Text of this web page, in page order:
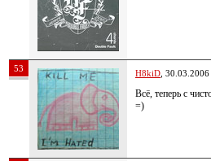
53 H8kiD ,
Всё, теперь с
=)